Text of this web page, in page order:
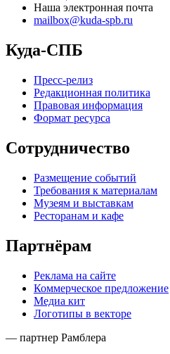
Наша электронная почта
mailbox@kuda-spb.ru
Куда-СПБ
Пресс-релиз
Редакционная политика
Правовая информация
Формат ресурса
Сотрудничество
Размещение событий
Требования к материалам
Музеям и выставкам
Ресторанам и кафе
Партнёрам
Реклама на сайте
Коммерческое предложение
Медиа кит
Логотипы в векторе
— партнер Рамблера